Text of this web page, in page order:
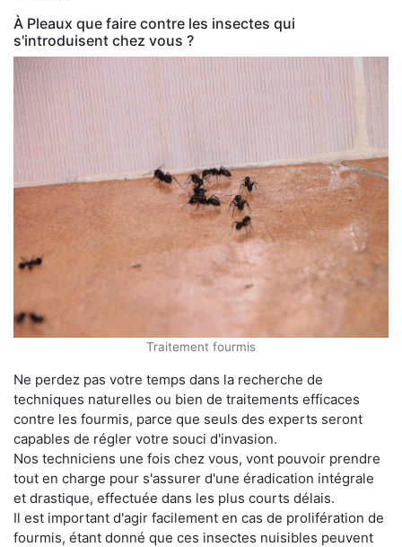
À Pleaux que faire contre les insectes qui
s'introduisent chez vous ?
Traitement fourmis
Ne perdez pas votre temps dans la recherche de
techniques naturelles ou bien de traitements efficaces
contre les fourmis, parce que seuls des experts seront
capables de régler votre souci d'invasion.
Nos techniciens une fois chez vous, vont pouvoir prendre
tout en charge pour s'assurer d'une éradication intégrale
et drastique, effectuée dans les plus courts délais.
Il est important d'agir facilement en cas de prolifération de
fourmis, étant donné que ces insectes nuisibles peuvent